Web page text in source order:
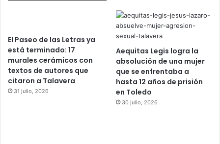
El Paseo de las Letras ya
está terminado: 17
murales cerámicos con
textos de autores que
citaron a Talavera
31 julio, 2026
Aequitas Legis logra la
absolución de una mujer
que se enfrentaba a
hasta 12 años de prisión
en Toledo
30 julio, 2026